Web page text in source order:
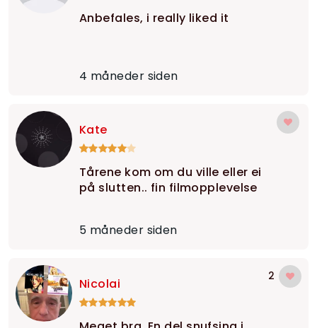
Anbefales, i really liked it
4 måneder siden
Kate
Tårene kom om du ville eller ei
på slutten.. fin filmopplevelse
5 måneder siden
Nicolai 2